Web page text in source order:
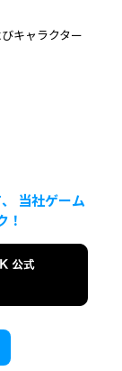
キャラクター
当社ゲーム
！